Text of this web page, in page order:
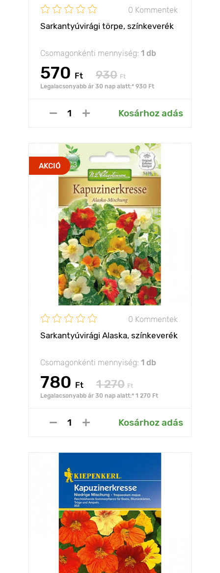
0 Kommentek
Sarkantyúvirági törpe, színkeverék
Csomagonkénti mennyiség: 1 db
570 Ft 930 Ft
Legalacsonyabb ár 30 nap alatt:* 930 Ft
Kosárhoz adás
AKCIÓ
0 Kommentek
Sarkantyúvirági Alaska, színkeverék
Csomagonkénti mennyiség: 1 db
780 Ft 1 270 Ft
Legalacsonyabb ár 30 nap alatt:* 1 270 Ft
Kosárhoz adás